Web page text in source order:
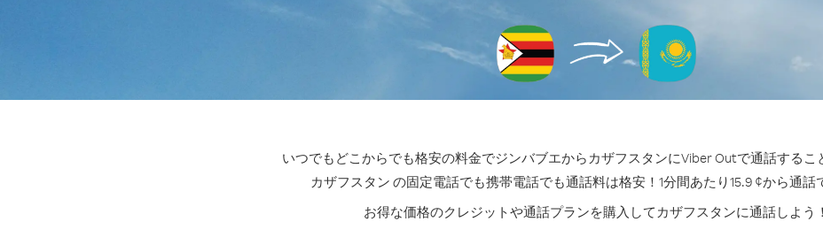
いつでもどこからでも格安の料金でジンバブエからカザフスタンにViber Outで通話するこ
カザフスタン の固定電話でも携帯電話でも通話料は格安！1分間あたり15.9 ¢から通話
お得な価格のクレジットや通話プランを購入してカザフスタンに通話しよう！